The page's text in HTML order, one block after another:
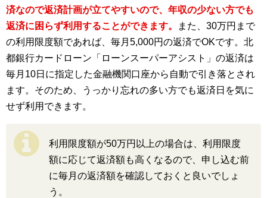
済なので返済計画が立てやすいので、年収の少ない方でも
返済に困らず利用することができます。
また、30万円まで
の利用限度額であれば、毎月5,000円の返済でOKです。北
都銀行カードローン「ローンスーパーアシスト」の返済は
毎月10日に指定した金融機関口座から自動で引き落とされ
ます。そのため、うっかり忘れの多い方でも返済日を気に
せず利用できます。
利用限度額が50万円以上の場合は、利用限度
額に応じて返済額も高くなるので、申し込む前
に毎月の返済額を確認しておくと良いでしょ
う。